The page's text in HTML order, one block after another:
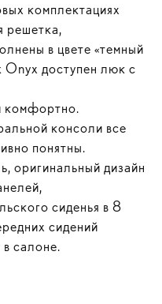
комплектациях
решетка,
в цвете «темный
Onyx доступен люк с
комфортно.
консоли все
понятны.
оригинальный дизайн
сиденья в 8
сидений
салоне.